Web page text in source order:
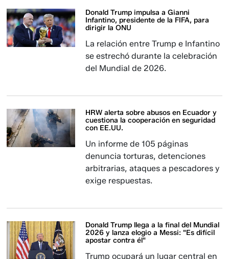
Donald Trump impulsa a Gianni
Infantino, presidente de la FIFA, para
dirigir la ONU
La relación entre Trump e Infantino
se estrechó durante la celebración
del Mundial de 2026.
HRW alerta sobre abusos en Ecuador y
cuestiona la cooperación en seguridad
con EE.UU.
Un informe de 105 páginas
denuncia torturas, detenciones
arbitrarias, ataques a pescadores y
exige respuestas.
Donald Trump llega a la final del Mundial
2026 y lanza elogio a Messi: "Es difícil
apostar contra él"
Trump ocupará un lugar central en